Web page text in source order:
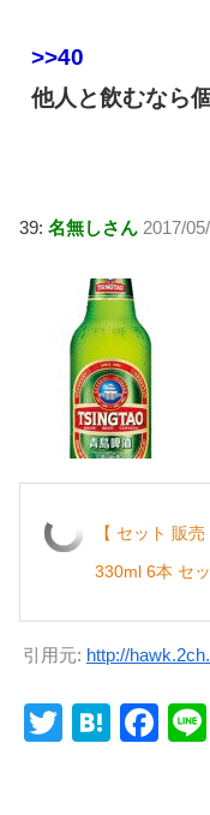
>>40
他人と飲むなら
39: 名無しさん 2017/
【 セット 販
330ml 6本 セ
引用元: http://
T
H
F